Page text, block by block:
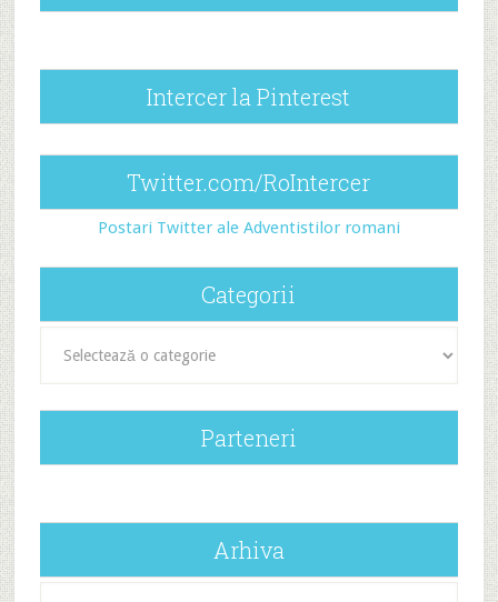
Intercer la Pinterest
Twitter.com/RoIntercer
Postari Twitter ale Adventistilor romani
Categorii
Parteneri
Arhiva